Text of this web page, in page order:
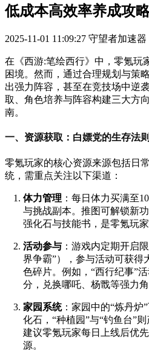
低成本高效率养成攻
2025-11-01 11:09:27 守望者加速器
在《西游:笔绘西行》中，零氪玩
困境。然而，通过合理规划与策
出强力阵容，甚至在竞技场中逆
取、角色培养与阵容构建三大方
南。
一、资源获取：白嫖党的生存法则
零氪玩家的核心资源来源包括日
统，需重点关注以下渠道：
体力管理 ：每日体力买满至
与挑战副本。推图可解锁新
强化石与技能书，是零氪玩
活动参与 ：游戏内定期开启
界争霸”），参与活动可获得
色碎片。例如，“西行纪事”
分，兑换哪吒、杨戬等强力角
家园系统：家园中的“炼丹炉
化石，“种植园”与“钓鱼台”
建议零氪玩家每日上线后优
源。